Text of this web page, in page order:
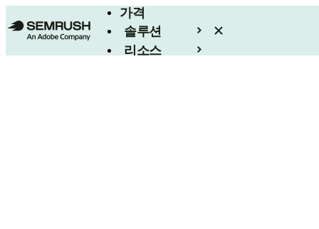
가격
솔루션
리소스